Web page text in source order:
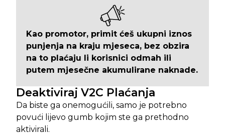
Kao promotor, primit ćeš ukupni iznos
punjenja na kraju mjeseca, bez obzira
na to plaćaju li korisnici odmah ili
putem mjesečne akumulirane naknade.
Deaktiviraj V2C Plaćanja
Da biste ga onemogućili, samo je potrebno
povući lijevo gumb kojim ste ga prethodno
aktivirali.